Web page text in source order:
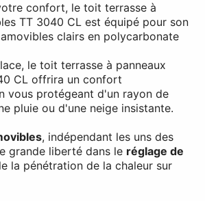
confort, le toit terrasse à
TT 3040 CL est équipé pour son
clairs en polycarbonate
le toit terrasse à panneaux
CL offrira un confort
vous protégeant d'un rayon de
pluie ou d'une neige insistante.
, indépendant les uns des
grande liberté dans le réglage de
la pénétration de la chaleur sur